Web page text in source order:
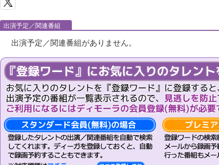
出演予定／関連番組
出演予定／関連番組がありません。